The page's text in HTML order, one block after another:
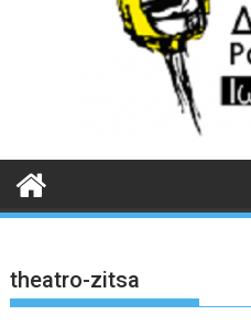
theatro-zitsa